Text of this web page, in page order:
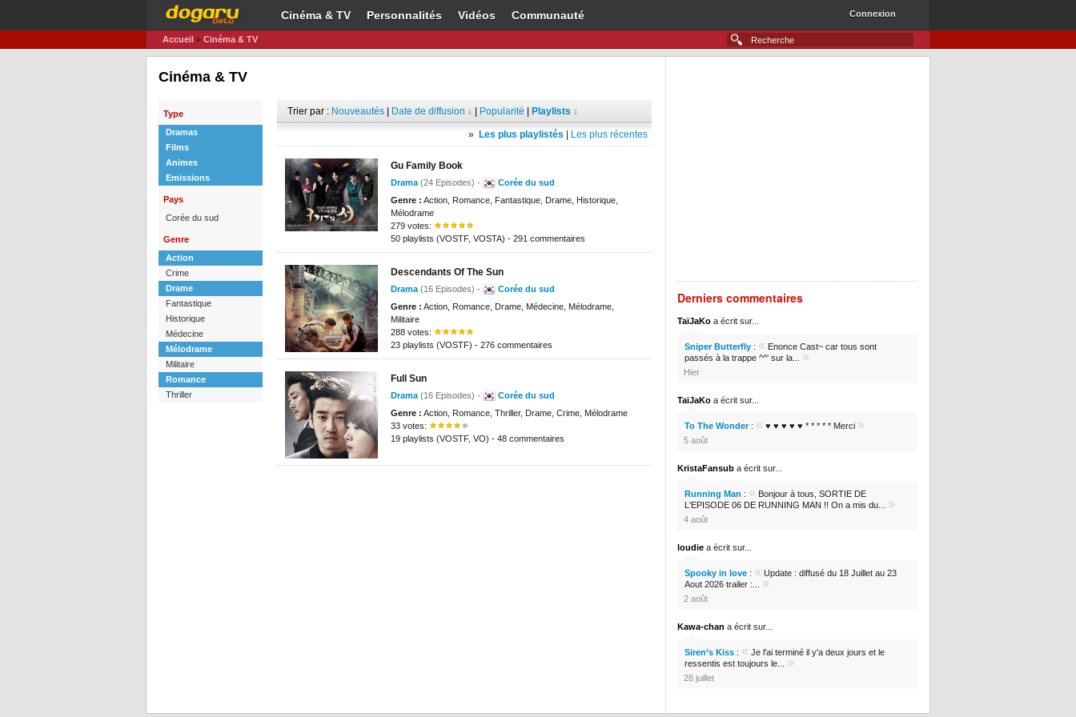
Cinéma & TV Personnalités Vidéos Communauté Connexion
Accueil » Cinéma & TV
Cinéma & TV
Type
Dramas
Films
Animes
Emissions
Pays
Corée du sud
Genre
Action
Crime
Drame
Fantastique
Historique
Médecine
Mélodrame
Militaire
Romance
Thriller
Trier par : Nouveautés Date de diffusion ↓ Popularité Playlists ↓
» Les plus playlistés Les plus récentes
Gu Family Book
Drama (24 Episodes) -
Corée du sud
Genre : Action, Romance, Fantastique, Drame, Historique,
Mélodrame
279 votes:
50 playlists (VOSTF, VOSTA) - 291 commentaires
Descendants Of The Sun
Drama (16 Episodes) -
Corée du sud
Genre : Action, Romance, Drame, Médecine, Mélodrame,
Militaire
288 votes:
23 playlists (VOSTF) - 276 commentaires
Full Sun
Drama (16 Episodes) -
Corée du sud
Genre : Action, Romance, Thriller, Drame, Crime, Mélodrame
33 votes:
19 playlists (VOSTF, VO) - 48 commentaires
Derniers commentaires
TaïJaKo a écrit sur...
Sniper Butterfly : « Enonce Cast~ car tous sont
passés à la trappe ^^' sur la... »
Hier
TaïJaKo a écrit sur...
To The Wonder: « ♥ ♥ ♥ ♥ ♥ * * * * * Merci »
5 août
KristaFansub a écrit sur...
Running Man : « Bonjour à tous, SORTIE DE
L'EPISODE 06 DE RUNNING MAN !! On a mis du... »
4 août
loudie a écrit sur...
Spooky in love : « Update : diffusé du 18 Juillet au 23
Aout 2026 trailer :... »
2 août
Kawa-chan a écrit sur...
Siren’s Kiss : « Je l'ai terminé il y'a deux jours et le
ressentis est toujours le... »
28 juillet